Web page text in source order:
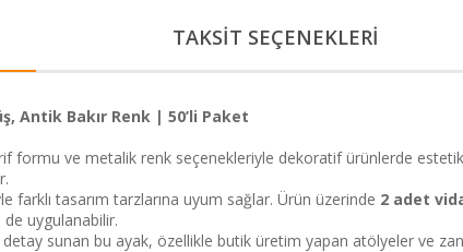
TAKSİT SEÇENEKLERİ
Antik Bakır Renk | 50’li Paket
formu ve metalik renk seçenekleriyle dekoratif ürünlerde
farklı tasarım tarzlarına uyum sağlar. Ürün üzerinde 2 adet
de uygulanabilir.
sunan bu ayak, özellikle butik üretim yapan atölyeler ve